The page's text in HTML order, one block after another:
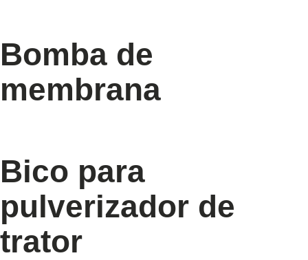
Bomba de
membrana
Bico para
pulverizador de
trator